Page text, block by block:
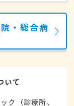
・総合病
いて
ク（診療所、